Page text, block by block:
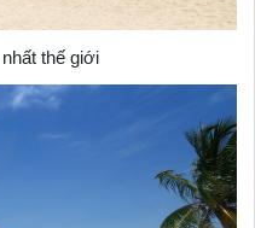
thế giới